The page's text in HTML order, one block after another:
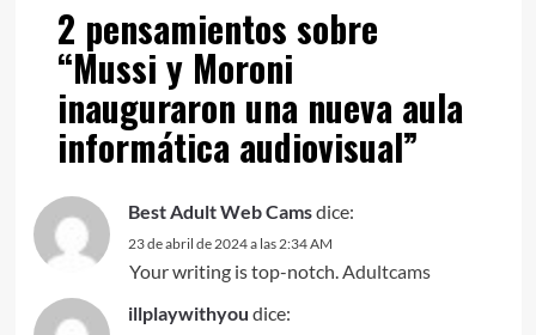
2 pensamientos sobre
“Mussi y Moroni
inauguraron una nueva aula
informática audiovisual”
Best Adult Web Camsdice:
23 de abril de 2024 a las 2:34 AM
Your writing is top-notch.Adultcams
illplaywithyou dice: